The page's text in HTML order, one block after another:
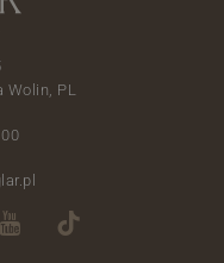
Wolin, PL